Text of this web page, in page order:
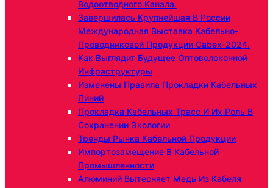
Водоотводного Канала.
Завершилась Крупнейшая В России
Международная Выставка Кабельно-
Проводниковой Продукции Cabex-2024.
Как Выглядит Будущее Оптоволоконной
Инфраструктуры
Изменены Правила Прокладки Кабельных
Линий
Прокладка Кабельных Трасс И Их Роль В
Сохранении Экологии
Тренды Рынка Кабельной Продукции
Импортозамещение В Кабельной
Промышленности
Алюминий Вытесняет Медь Из Кабеля